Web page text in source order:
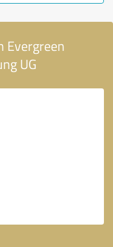
Evergreen
UG